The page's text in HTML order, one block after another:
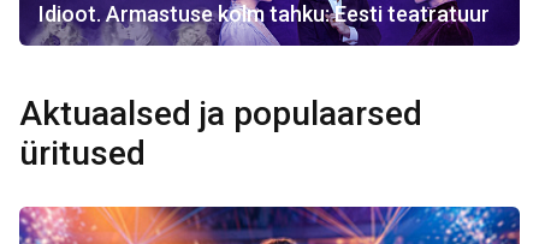
Idioot. Armastuse kolm tahku: Eesti teatratuur
Aktuaalsed ja populaarsed
üritused